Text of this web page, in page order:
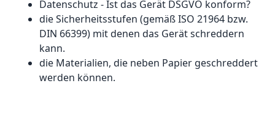
Datenschutz - Ist das Gerät DSGVO konform?
die Sicherheitsstufen (gemäß ISO 21964 bzw.
DIN 66399) mit denen das Gerät schreddern
kann.
die Materialien, die neben Papier geschreddert
werden können.